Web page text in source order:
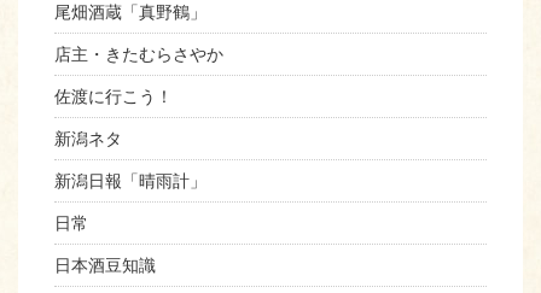
尾畑酒蔵「真野鶴」
店主・きたむらさやか
佐渡に行こう！
新潟ネタ
新潟日報「晴雨計」
日常
日本酒豆知識